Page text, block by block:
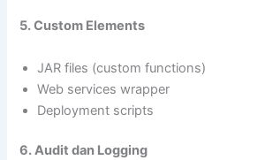
5. Custom Elements
JAR files (custom functions)
Web services wrapper
Deployment scripts
6. Audit dan Logging